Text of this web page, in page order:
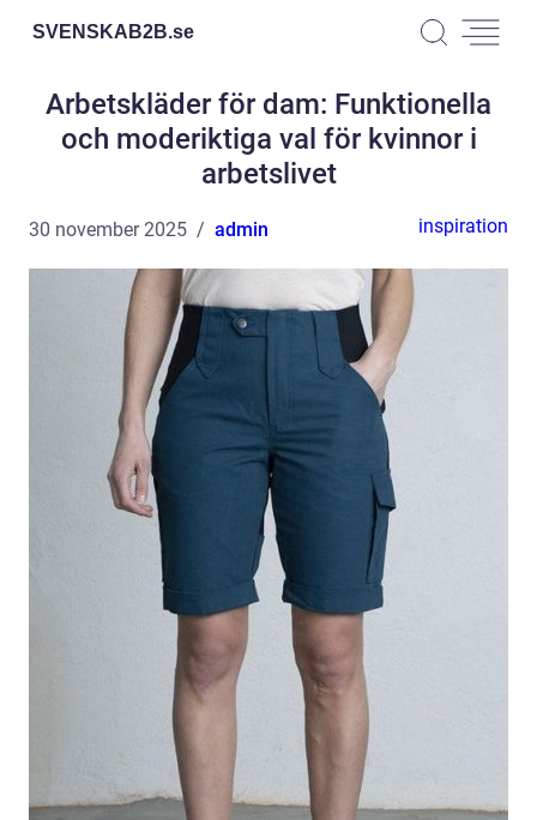
SVENSKAB2B.se
Arbetskläder för dam: Funktionella
och moderiktiga val för kvinnor i
arbetslivet
30 november 2025 admin inspiration